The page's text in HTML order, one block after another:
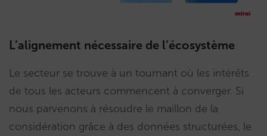
L’alignement nécessaire de l’écosystème
Le secteur se trouve à un tournant où les intérêts
de tous les acteurs commencent à converger. Si
nous parvenons à résoudre le maillon de la
considération grâce à des données structurées, le